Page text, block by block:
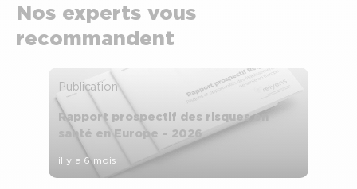
Nos experts vous
recommandent
Publication
Rapport prospectif des risques en
santé en Europe – 2026
il y a 6 mois